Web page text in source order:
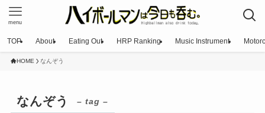
menu
TOP About Eating Out HRP Ranking Music Instrument
HOME なんぞう
なんぞう – tag –